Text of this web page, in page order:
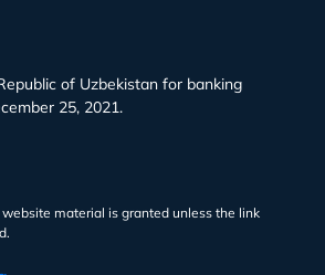
of Uzbekistan for banking
25, 2021.
material is granted unless the link